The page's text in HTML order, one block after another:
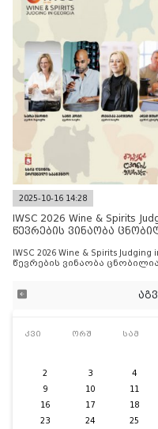
2025-10-16 14:28
IWSC 2026 Wine & Spirits
წევრების ვინაობა
IWSC 2026 Wine & Spirits
წევრების ვინაობა ცნობილია
კვი ორშ სამ
2
3 4
9
10 11
16
17 18
23
24 25